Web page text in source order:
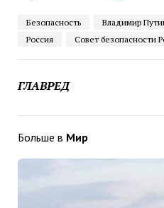
Безопасность Владимир
Россия
Совет безопасности
ГЛАВРЕД
Больше в Мир